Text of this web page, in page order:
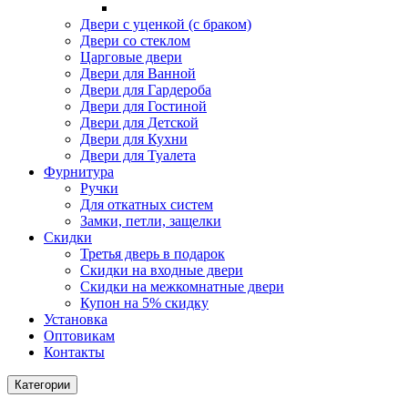
Двери с уценкой (с браком)
Двери со стеклом
Царговые двери
Двери для Ванной
Двери для Гардероба
Двери для Гостиной
Двери для Детской
Двери для Кухни
Двери для Туалета
Фурнитура
Ручки
Для откатных систем
Замки, петли, защелки
Скидки
Третья дверь в подарок
Скидки на входные двери
Скидки на межкомнатные двери
Купон на 5% скидку
Установка
Оптовикам
Контакты
Категории